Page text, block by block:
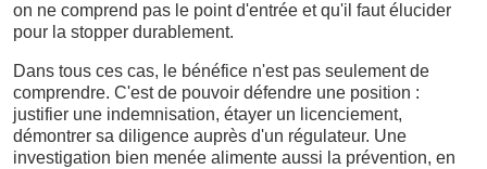
on ne comprend pas le point d'entrée et qu'il faut élucider
pour la stopper durablement.
Dans tous ces cas, le bénéfice n'est pas seulement de
comprendre. C'est de pouvoir défendre une position :
justifier une indemnisation, étayer un licenciement,
démontrer sa diligence auprès d'un régulateur. Une
investigation bien menée alimente aussi la prévention, en